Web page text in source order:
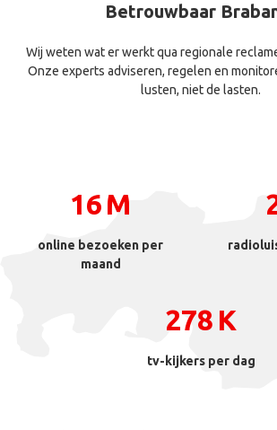
Betrouwbaar
Wij weten wat er werkt qua regionale
Onze experts adviseren, regelen en
lusten, niet de lasten.
20M
online bezoeken per
maand
333 K
tv-kijkers per dag